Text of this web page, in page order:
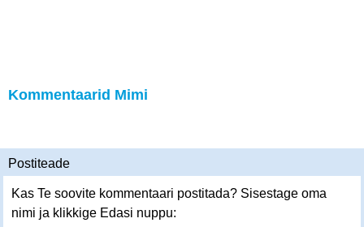
Kommentaarid Mimi
Postiteade
Kas Te soovite kommentaari postitada? Sisestage oma
nimi ja klikkige Edasi nuppu: